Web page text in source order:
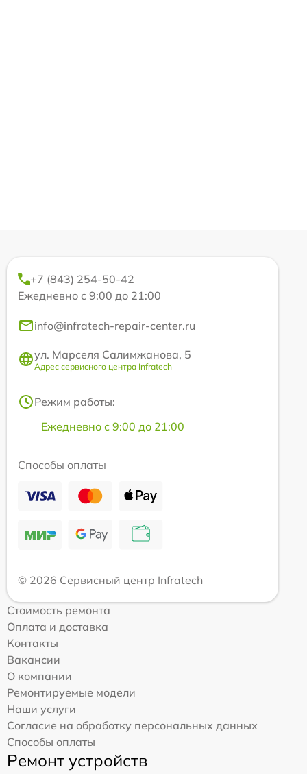
+7 (843) 254-50-42
Ежедневно с 9:00 до 21:00
info@infratech-repair-center.ru
ул. Марселя Салимжанова, 5
Адрес сервисного центра Infratech
Режим работы:
Ежедневно с 9:00 до 21:00
Способы оплаты
© 2026 Сервисный центр Infratech
Стоимость ремонта
Оплата и доставка
Контакты
Вакансии
О компании
Ремонтируемые модели
Наши услуги
Согласие на обработку персональных данных
Способы оплаты
Ремонт устройств